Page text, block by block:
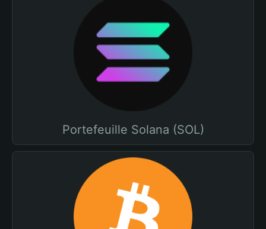
Portefeuille Solana (SOL)